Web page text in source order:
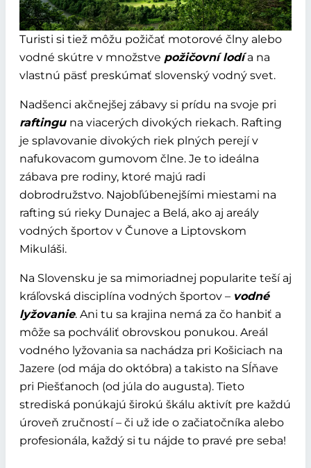
Turisti si tiež môžu požičať motorové člny alebo
vodné skútre v množstve požičovní lodía na
vlastnú päsť preskúmať slovenský vodný svet.
Nadšenci akčnejšej zábavy si prídu na svoje pri
raftingu na viacerých divokých riekach. Rafting
je splavovanie divokých riek plných perejí v
nafukovacom gumovom člne. Je to ideálna
zábava pre rodiny, ktoré majú radi
dobrodružstvo. Najobľúbenejšími miestami na
rafting sú rieky Dunajec a Belá, ako aj areály
vodných športov v Čunove a Liptovskom
Mikuláši.
Na Slovensku je sa mimoriadnej popularite teší aj
kráľovská disciplína vodných športov – vodné
lyžovanie. Ani tu sa krajina nemá za čo hanbiť a
môže sa pochváliť obrovskou ponukou. Areál
vodného lyžovania sa nachádza pri Košiciach na
Jazere (od mája do októbra) a takisto na Sĺňave
pri Piešťanoch (od júla do augusta). Tieto
strediská ponúkajú širokú škálu aktivít pre každú
úroveň zručností – či už ide o začiatočníka alebo
profesionála, každý si tu nájde to pravé pre seba!